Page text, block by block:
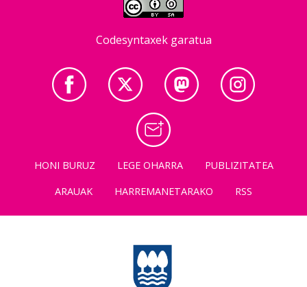
Codesyntaxek garatua
HONI BURUZ LEGE OHARRA
PUBLIZITATEA
ARAUAK
HARREMANETARAKO RSS